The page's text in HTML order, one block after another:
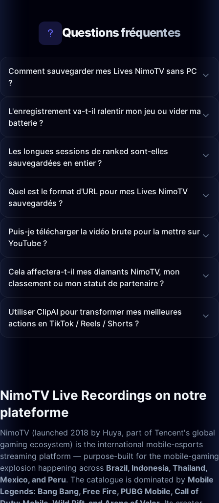
Questions fréquentes
Comment sauvegarder mes Lives NimoTV sans PC
?
L'enregistrement va-t-il ralentir mon jeu ou vider ma
batterie ?
Les longues sessions de ranked sont-elles
sauvegardées en entier ?
Quel est le format d'URL pour mes Lives NimoTV
sauvegardés ?
Puis-je télécharger la vidéo brute pour la mettre sur
YouTube ?
Cela affectera-t-il mes diamants NimoTV, mon
classement ou mon statut de partenaire ?
Utiliser ClipAI pour transformer mes meilleures
actions en TikTok / Reels / Shorts ?
NimoTV Live Recordings on notre
plateforme
NimoTV (launched 2018 by Huya, part of Tencent's global
gaming ecosystem) is the international mobile-esports
streaming platform — purpose-built for the mobile-gaming
explosion happening across Brazil, Indonesia, Thailand,
Mexico, and Peru. The catalogue is dominated by Mobile
Legends: Bang Bang, Free Fire, PUBG Mobile, Call of